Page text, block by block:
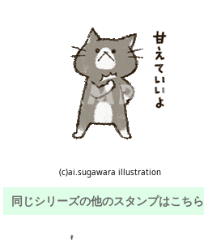
(c)ai.sugawara illustration
同じシリーズの他のスタンプはこちら